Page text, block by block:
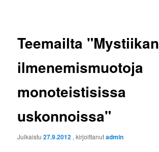
Teemailta "Mystiikan
ilmenemismuotoja
monoteistisissa
uskonnoissa"
Julkaistu27.9.2012 , kirjoittanutadmin